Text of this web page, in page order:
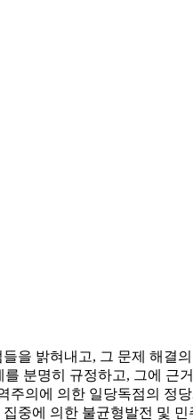
을 밝혀내고, 그 문제 해
분명히 규정하고, 그에
주의에 의한 일당독점의
중에 의한 불균형발전 및